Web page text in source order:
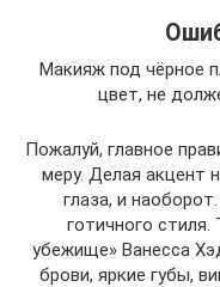
Макияж под чёрное
цвет, не
Пожалуй, главное
меру. Делая акцент
глаза, и
готичного
убежище» Ванесса
брови, яркие губы,